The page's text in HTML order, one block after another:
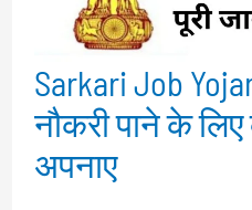
Sarkari Job
नौकरी पाने के लिए
अपनाए